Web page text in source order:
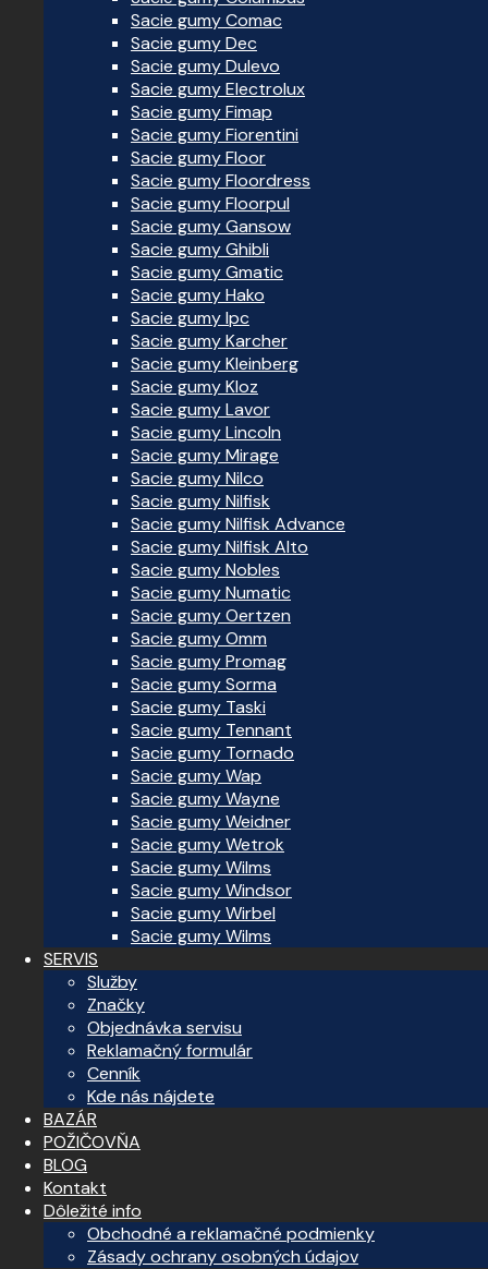
Sacie gumy Comac
Sacie gumy Dec
Sacie gumy Dulevo
Sacie gumy Electrolux
Sacie gumy Fimap
Sacie gumy Fiorentini
Sacie gumy Floor
Sacie gumy Floordress
Sacie gumy Floorpul
Sacie gumy Gansow
Sacie gumy Ghibli
Sacie gumy Gmatic
Sacie gumy Hako
Sacie gumy Ipc
Sacie gumy Karcher
Sacie gumy Kleinberg
Sacie gumy Kloz
Sacie gumy Lavor
Sacie gumy Lincoln
Sacie gumy Mirage
Sacie gumy Nilco
Sacie gumy Nilfisk
Sacie gumy Nilfisk Advance
Sacie gumy Nilfisk Alto
Sacie gumy Nobles
Sacie gumy Numatic
Sacie gumy Oertzen
Sacie gumy Omm
Sacie gumy Promag
Sacie gumy Sorma
Sacie gumy Taski
Sacie gumy Tennant
Sacie gumy Tornado
Sacie gumy Wap
Sacie gumy Wayne
Sacie gumy Weidner
Sacie gumy Wetrok
Sacie gumy Wilms
Sacie gumy Windsor
Sacie gumy Wirbel
Sacie gumy Wilms
SERVIS
Služby
Značky
Objednávka servisu
Reklamačný formulár
Cenník
Kde nás nájdete
BAZÁR
POŽIČOVŇA
BLOG
Kontakt
Dôležité info
Obchodné a reklamačné podmienky
Zásady ochrany osobných údajov